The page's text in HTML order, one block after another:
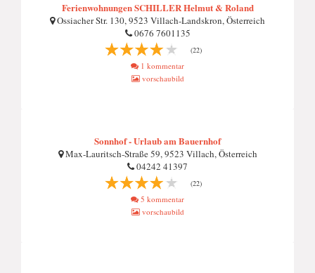
Ferienwohnungen SCHILLER Helmut & Roland
Ossiacher Str. 130, 9523 Villach-Landskron, Österreich
0676 7601135
(22)
1 kommentar
vorschaubild
Sonnhof - Urlaub am Bauernhof
Max-Lauritsch-Straße 59, 9523 Villach, Österreich
04242 41397
(22)
5 kommentar
vorschaubild